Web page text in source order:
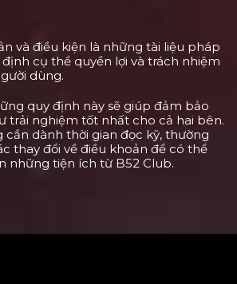
và điều kiện là những tài liệu pháp
cụ thể quyền lợi và trách nhiệm
dùng.
quy định này sẽ giúp đảm bảo
trải nghiệm tốt nhất cho cả hai bên.
cần dành thời gian đọc kỹ, thường
thay đổi về điều khoản để có thể
những tiện ích từ B52 Club.